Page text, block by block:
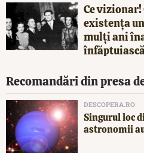
Ce
existența
mulți ani
Recomandări din presa
DESCOPERA.RO
Singurul loc
astronomii